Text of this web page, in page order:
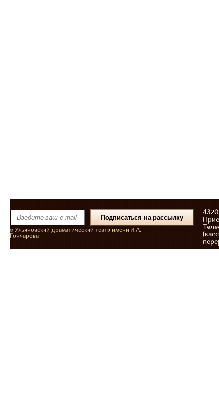
© Ульяновский драматический театр имени И.А.
Гончарова